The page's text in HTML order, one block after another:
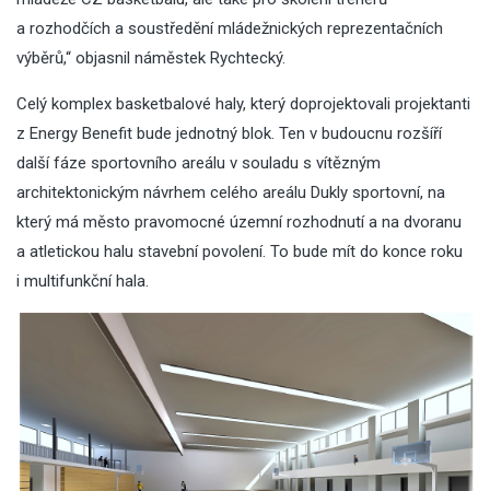
a rozhodčích a soustředění mládežnických reprezentačních
výběrů,“ objasnil náměstek Rychtecký.
Celý komplex basketbalové haly, který doprojektovali projektanti
z Energy Benefit bude jednotný blok. Ten v budoucnu rozšíří
další fáze sportovního areálu v souladu s vítězným
architektonickým návrhem celého areálu Dukly sportovní, na
který má město pravomocné územní rozhodnutí a na dvoranu
a atletickou halu stavební povolení. To bude mít do konce roku
i multifunkční hala.